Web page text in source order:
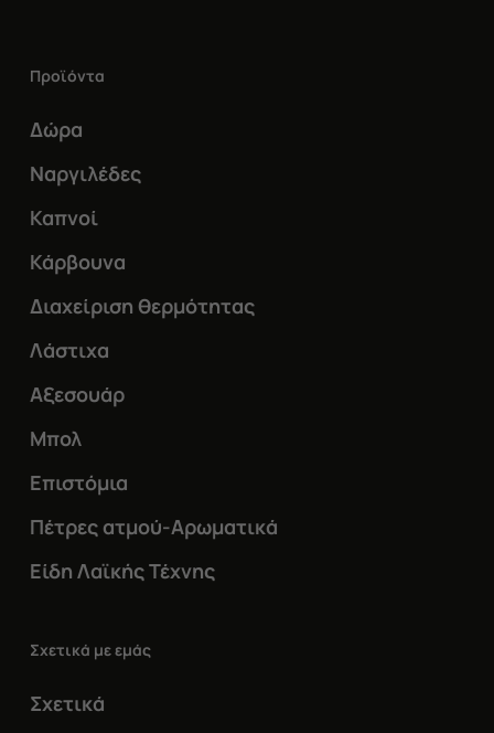
του
Προϊόντα
Δώρα
Ναργιλέδες
Καπνοί
Κάρβουνα
Διαχείριση θερμότητας
Λάστιχα
Αξεσουάρ
Μπολ
Επιστόμια
Πέτρες ατμού-Αρωματικά
Είδη Λαϊκής Τέχνης
Σχετικά με εμάς
Σχετικά